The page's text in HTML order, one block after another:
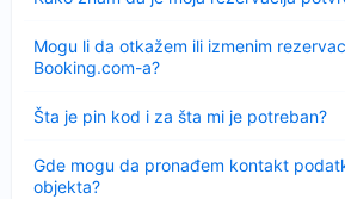
Mogu li da otkažem ili izmenim
Booking.com-a?
Šta je pin kod i za šta mi je potreban?
Sažeto
Gde mogu da pronađem kontakt
objekta?